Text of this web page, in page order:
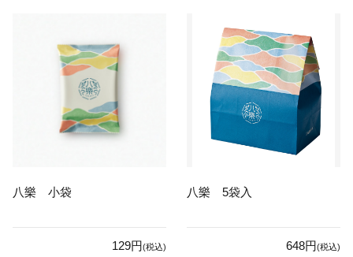
八樂 小袋
129円(税込)
八樂 5袋入
648円(税込)